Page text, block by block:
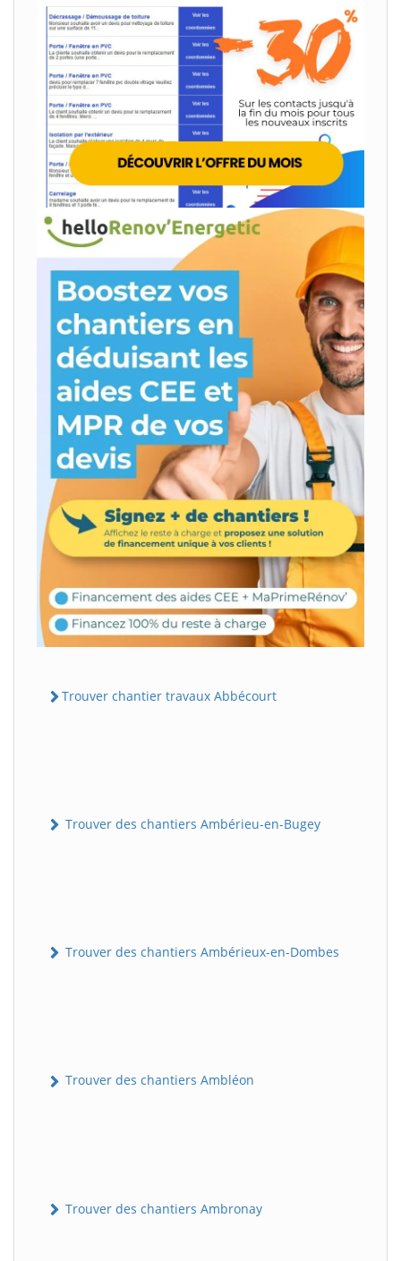
Trouver chantier travaux Abbécourt
Trouver des chantiers Ambérieu-en-Bugey
Trouver des chantiers Ambérieux-en-Dombes
Trouver des chantiers Ambléon
Trouver des chantiers Ambronay